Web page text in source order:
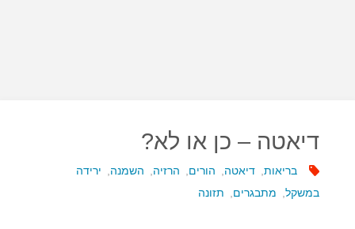
דיאטה – כן או לא?
בריאות דיאטה הורים הרזיה השמנה
ירידה
במשקל, מתבגרים תזונה